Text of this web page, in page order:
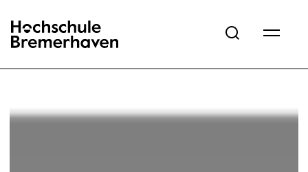
Hochschule Bremerhaven